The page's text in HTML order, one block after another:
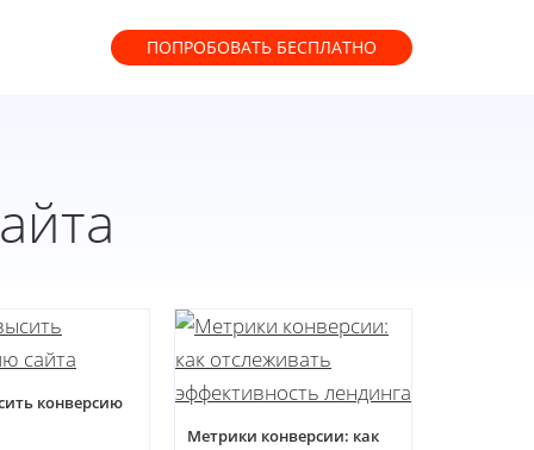
ПОПРОБОВАТЬ БЕСПЛАТНО
конверсию
Метрики конверсии: как